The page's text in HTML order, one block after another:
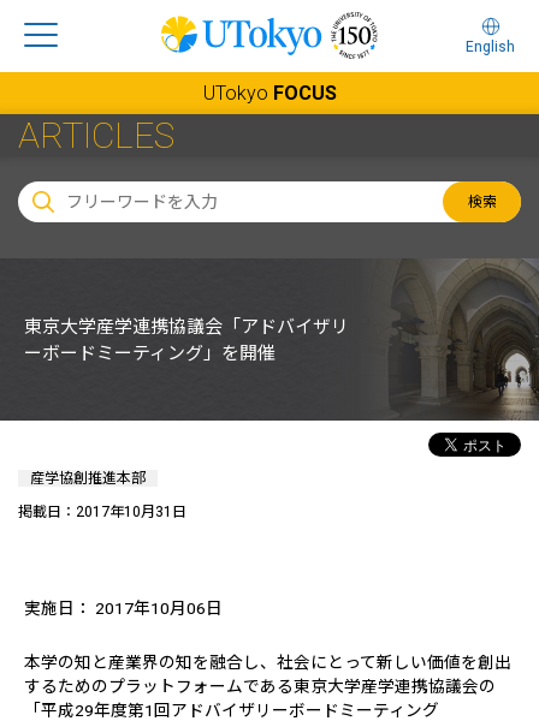
English
UTokyo FOCUS
ARTICLES
検索
東京大学産学連携協議会「アドバイザリ
ーボードミーティング」を開催
産学協創推進本部
掲載日：2017年10月31日
実施日： 2017年10月06日
本学の知と産業界の知を融合し、社会にとって新しい価値を創出
するためのプラットフォームである東京大学産学連携協議会の
「平成29年度第1回アドバイザリーボードミーティング